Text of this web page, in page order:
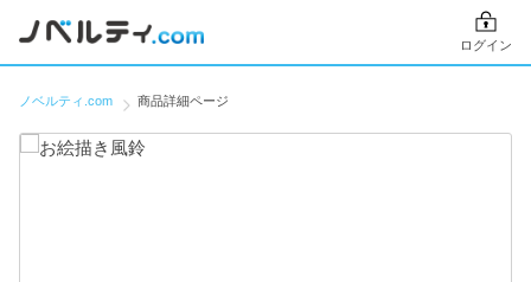
ログイン
ノベルティ.com 商品詳細ページ